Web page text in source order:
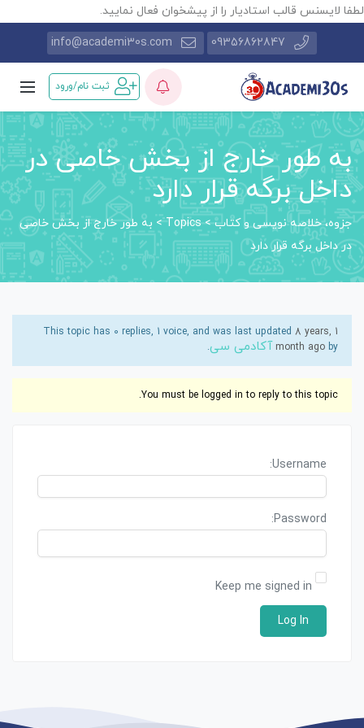
لطفا لایسنس قالب استادیار را از پیشخوان فعال نمایید.
09356862847
info@academi30s.com
ثبت نام/ورود
به طور خارج از بخش خاصی در
داخل برگه قرار دارد
جزوه، خلاصه نویسی و کتاب>
Topics
> به طور خارج از بخش خاصی
در داخل برگه قرار دارد
This topic has 0 replies, 1 voice, and was last updated8 years, 1
month ago by آکادمی سی.
You must be logged in to reply to this topic.
Username:
Password:
Keep me signed in
Log In